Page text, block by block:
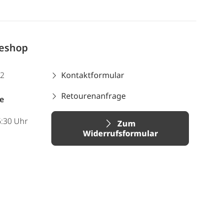
Uhr
Kontaktformular
Retourenanfrage
Zum
Widerrufsformular